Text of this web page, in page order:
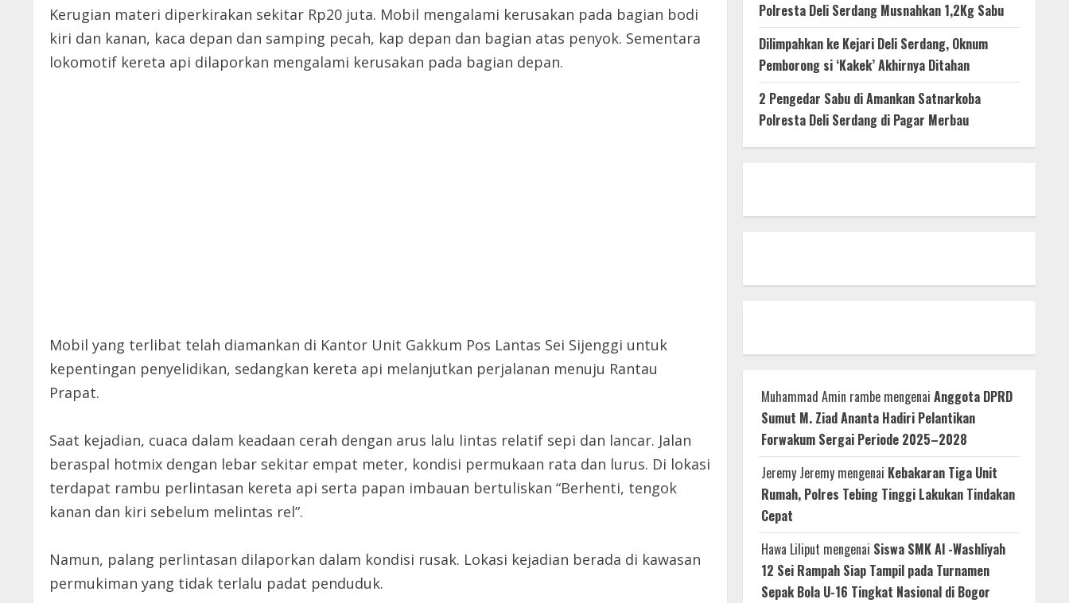
Kerugian materi diperkirakan sekitar Rp20 juta. Mobil mengalami kerusakan pada bagian bodi
kiri dan kanan, kaca depan dan samping pecah, kap depan dan bagian atas penyok. Sementara
lokomotif kereta api dilaporkan mengalami kerusakan pada bagian depan.
Mobil yang terlibat telah diamankan di Kantor Unit Gakkum Pos Lantas Sei Sijenggi untuk
kepentingan penyelidikan, sedangkan kereta api melanjutkan perjalanan menuju Rantau
Prapat.
Saat kejadian, cuaca dalam keadaan cerah dengan arus lalu lintas relatif sepi dan lancar. Jalan
beraspal hotmix dengan lebar sekitar empat meter, kondisi permukaan rata dan lurus. Di lokasi
terdapat rambu perlintasan kereta api serta papan imbauan bertuliskan “Berhenti, tengok
kanan dan kiri sebelum melintas rel”.
Namun, palang perlintasan dilaporkan dalam kondisi rusak. Lokasi kejadian berada di kawasan
permukiman yang tidak terlalu padat penduduk.
Polresta Deli Serdang Musnahkan 1,2Kg Sabu
Dilimpahkan ke Kejari Deli Serdang, Oknum
Pemborong si ‘Kakek’ Akhirnya Ditahan
2 Pengedar Sabu di Amankan Satnarkoba
Polresta Deli Serdang di Pagar Merbau
Muhammad Amin rambe mengenai Anggota DPRD
Sumut M. Ziad Ananta Hadiri Pelantikan
Forwakum Sergai Periode 2025–2028
Jeremy Jeremy mengenai Kebakaran Tiga Unit
Rumah, Polres Tebing Tinggi Lakukan Tindakan
Cepat
Hawa Liliput mengenai Siswa SMK Al -Washliyah
12 Sei Rampah Siap Tampil pada Turnamen
Sepak Bola U-16 Tingkat Nasional di Bogor